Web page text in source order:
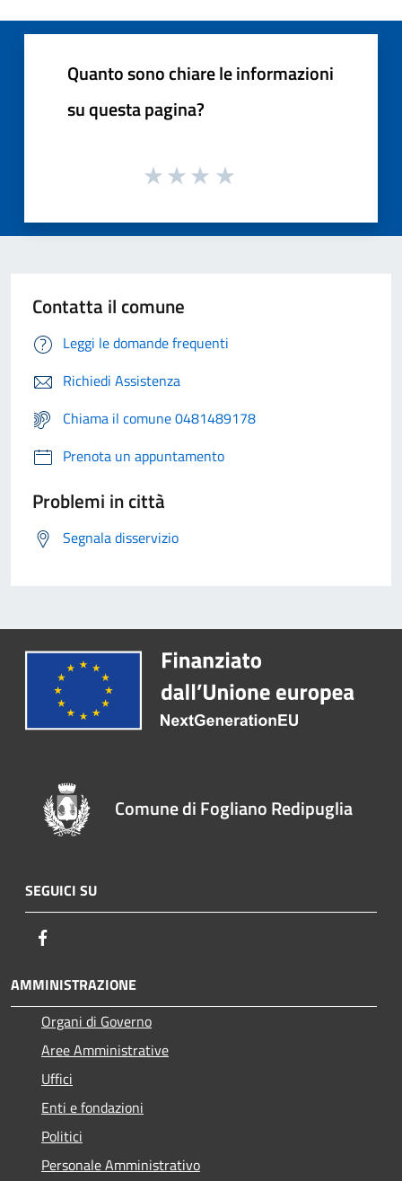
Quanto sono chiare le informazioni
su questa pagina?
Contatta il comune
Leggi le domande frequenti
Richiedi Assistenza
Chiama il comune 0481489178
Prenota un appuntamento
Problemi in città
Segnala disservizio
Comune di Fogliano Redipuglia
SEGUICI SU
AMMINISTRAZIONE
Organi di Governo
Aree Amministrative
Uffici
Enti e fondazioni
Politici
Personale Amministrativo